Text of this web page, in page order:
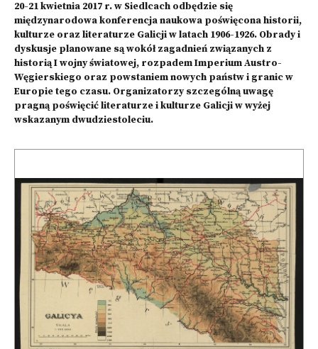
20-21 kwietnia 2017 r. w Siedlcach odbędzie się
międzynarodowa konferencja naukowa poświęcona historii,
kulturze oraz literaturze Galicji w latach 1906-1926. Obrady i
dyskusje planowane są wokół zagadnień związanych z
historią I wojny światowej, rozpadem Imperium Austro-
Węgierskiego oraz powstaniem nowych państw i granic w
Europie tego czasu. Organizatorzy szczególną uwagę
pragną poświęcić literaturze i kulturze Galicji w wyżej
wskazanym dwudziestoleciu.